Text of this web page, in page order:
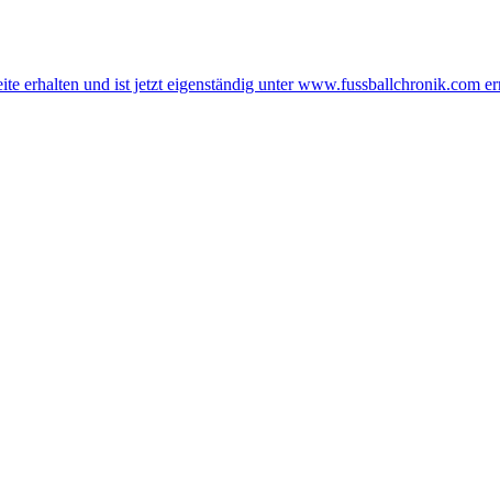
erhalten und ist jetzt eigenständig unter www.fussballchronik.com